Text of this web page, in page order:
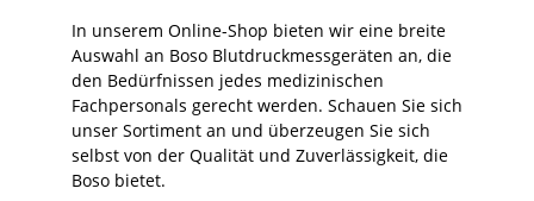
In unserem Online-Shop bieten wir eine breite
Auswahl an Boso Blutdruckmessgeräten an, die
den Bedürfnissen jedes medizinischen
Fachpersonals gerecht werden. Schauen Sie sich
unser Sortiment an und überzeugen Sie sich
selbst von der Qualität und Zuverlässigkeit, die
Boso bietet.